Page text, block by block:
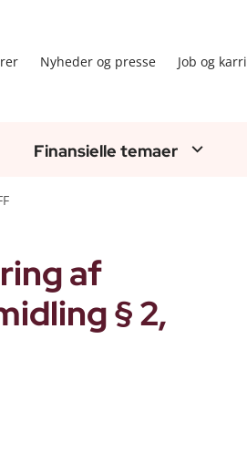
Nyheder og presse Job og
Finansielle temaer
af
§ 2,